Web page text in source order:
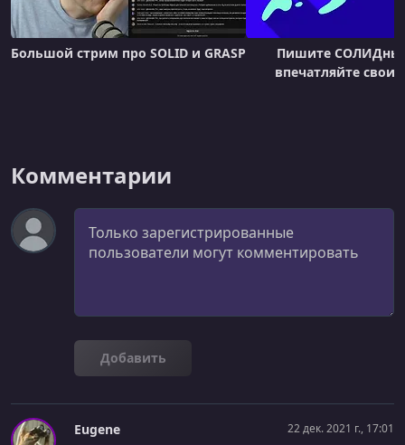
So How to Apply SOLID in Everyday Coding?
Большой стрим про SOLID и GRASP
Пишите
впечатляйте
Комментарии
Комментарий
Добавить
Eugene 22 дек. 2021 г., 17:01